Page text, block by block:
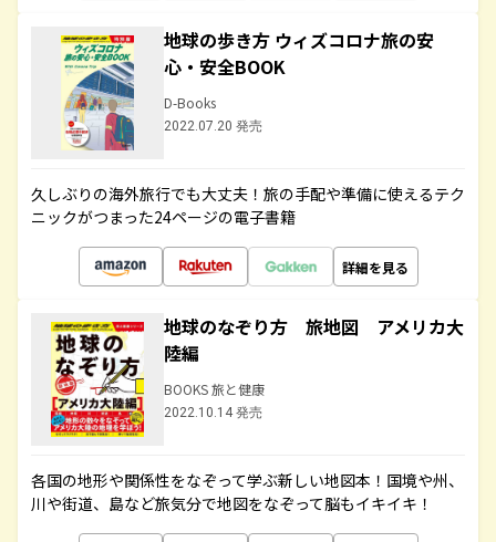
地球の歩き方 ウィズコロナ旅の安
心・安全BOOK
D-Books
2022.07.20 発売
久しぶりの海外旅行でも大丈夫！旅の手配や準備に使えるテク
ニックがつまった24ページの電子書籍
詳細を見る
地球のなぞり方 旅地図 アメリカ大
陸編
BOOKS 旅と健康
2022.10.14 発売
各国の地形や関係性をなぞって学ぶ新しい地図本！国境や州、
川や街道、島など旅気分で地図をなぞって脳もイキイキ！